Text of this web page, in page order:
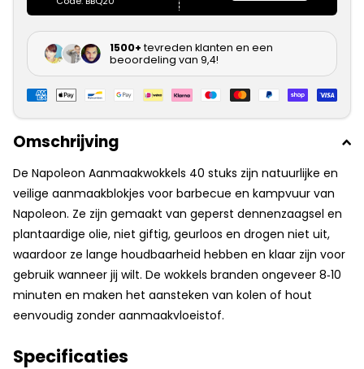
Omschrijving
De Napoleon Aanmaakwokkels 40 stuks zijn natuurlijke en
veilige aanmaakblokjes voor barbecue en kampvuur van
Napoleon. Ze zijn gemaakt van geperst dennenzaagsel en
plantaardige olie, niet giftig, geurloos en drogen niet uit,
waardoor ze lange houdbaarheid hebben en klaar zijn voor
gebruik wanneer jij wilt. De wokkels branden ongeveer 8‑10
minuten en maken het aansteken van kolen of hout
eenvoudig zonder aanmaakvloeistof.
Specificaties